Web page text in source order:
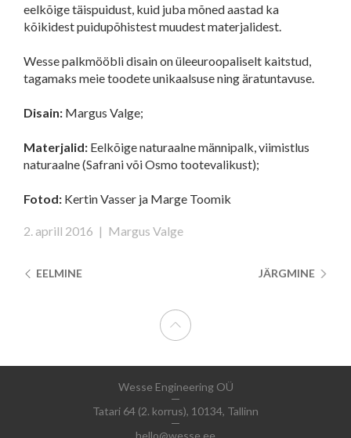
BLOGI/UUDISED
eelkõige täispuidust, kuid juba mõned aastad ka
kõikidest puidupõhistest muudest materjalidest.
Wesse palkmööbli disain on üleeuroopaliselt kaitstud,
tagamaks meie toodete unikaalsuse ning äratuntavuse.
Disain: Margus Valge;
Materjalid: Eelkõige naturaalne männipalk, viimistlus
naturaalne (Safrani või Osmo tootevalikust);
Fotod: Kertin Vasser ja Marge Toomik
2. aprill 2016 | Margus Valge
JÄRGMINE
EELMINE
Wesse Engineering OÜ
Tatari 64 (2. korrus), 10134, Tallinn
hello@wesse.ee